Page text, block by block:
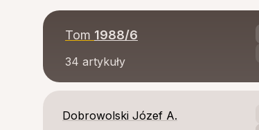
Tom 1988/6
34 artykuły
Dobrowolski Józef A.